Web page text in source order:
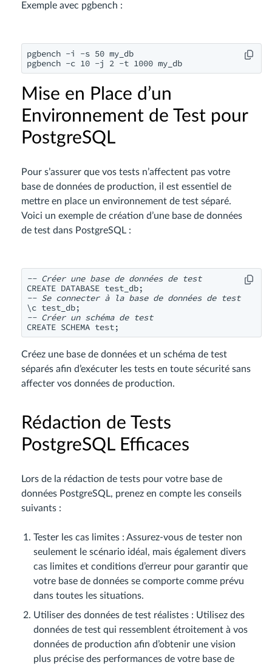
Exemple avec pgbench :
pgbench -i -s 50 my_db
pgbench -c 10 -j 2 -t 1000 my_db
Mise en Place d’un
Environnement de Test pour
PostgreSQL
Pour s’assurer que vos tests n’affectent pas votre
base de données de production, il est essentiel de
mettre en place un environnement de test séparé.
Voici un exemple de création d’une base de données
de test dans PostgreSQL :
-- Créer une base de données de test
-- Se connecter à la base de données de test
-- Créer un schéma de test
CREATE SCHEMA test;
Créez une base de données et un schéma de test
séparés afin d’exécuter les tests en toute sécurité sans
affecter vos données de production.
Rédaction de Tests
PostgreSQL Efficaces
Lors de la rédaction de tests pour votre base de
données PostgreSQL, prenez en compte les conseils
suivants :
Tester les cas limites : Assurez-vous de tester non
seulement le scénario idéal, mais également divers
cas limites et conditions d’erreur pour garantir que
votre base de données se comporte comme prévu
dans toutes les situations.
Utiliser des données de test réalistes : Utilisez des
données de test qui ressemblent étroitement à vos
données de production afin d’obtenir une vision
plus précise des performances de votre base de